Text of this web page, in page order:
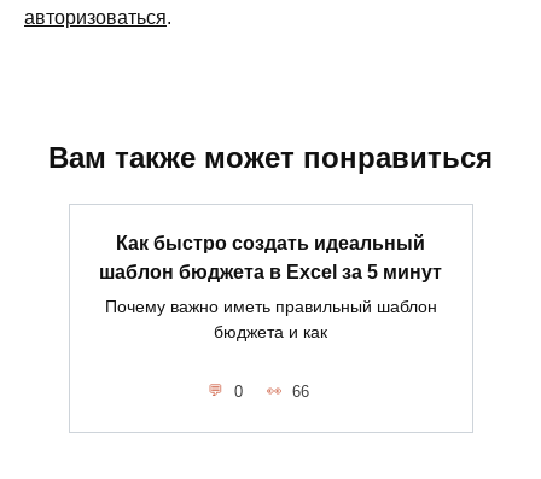
авторизоваться.
Вам также может понравиться
Как быстро создать идеальный
шаблон бюджета в Excel за 5 минут
Почему важно иметь правильный шаблон
бюджета и как
0 66